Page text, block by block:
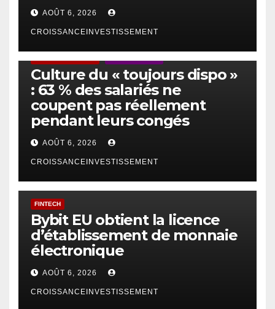
AOÛT 6, 2026
CROISSANCEINVESTISSEMENT
Culture du « toujours dispo »
: 63 % des salariés ne
coupent pas réellement
pendant leurs congés
AOÛT 6, 2026
CROISSANCEINVESTISSEMENT
FINTECH
Bybit EU obtient la licence
d’établissement de monnaie
électronique
AOÛT 6, 2026
CROISSANCEINVESTISSEMENT